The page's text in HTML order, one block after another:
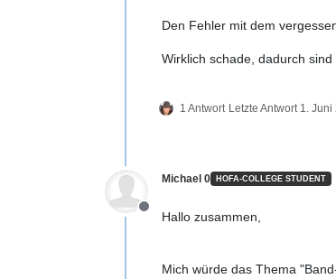
Den Fehler mit dem
Wirklich schade, dadurch
1 Antwort Letzte Antwort 1. Juni
Offline
Michael 0 HOFA-COLLEGE STUDENT
Hallo zusammen,
Mich würde das Thema